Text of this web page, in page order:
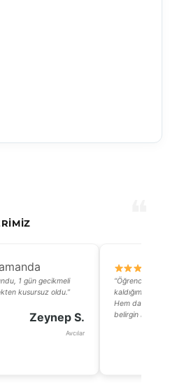
1 gün gecikmeli
kusursuz oldu.”
Zeynep S.
Avcılar
“Öğrenciyim,
kaldığımız
Hem daha
belirgin bir düşüş